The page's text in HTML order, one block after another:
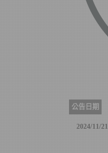
公告日期
2024/11/21